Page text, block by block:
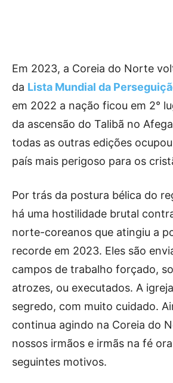
Em 2023, a Coreia do Norte
da Lista Mundial da
em 2022 a nação ficou em 2°
da ascensão do Talibã no
todas as outras edições
país mais perigoso para os
Por trás da postura bélica do
há uma hostilidade brutal
norte-coreanos que atingiu a
recorde em 2023. Eles são
campos de trabalho forçado,
atrozes, ou executados. A
segredo, com muito cuidado.
continua agindo na Coreia do
nossos irmãos e irmãs na fé
seguintes motivos.